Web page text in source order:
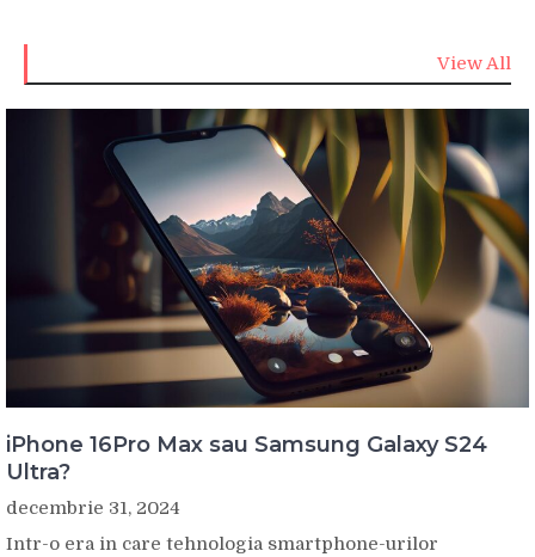
View All
iPhone 16Pro Max sau Samsung Galaxy S24
Ultra?
decembrie 31, 2024
Intr-o era in care tehnologia smartphone-urilor